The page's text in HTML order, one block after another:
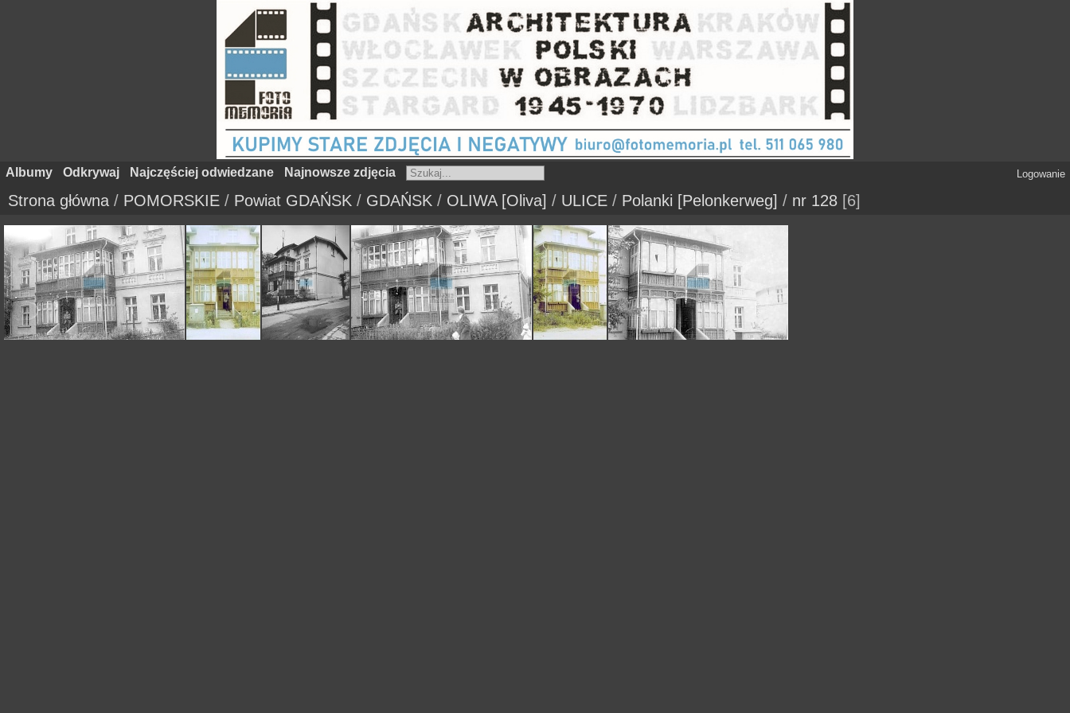
Albumy Odkrywaj Najczęściej odwiedzane Najnowsze zdjęcia Logowanie
Strona główna / POMORSKIE / Powiat GDAŃSK / GDAŃSK / OLIWA [Oliva] / ULICE / Polanki [Pelonkerweg] / nr 128 6